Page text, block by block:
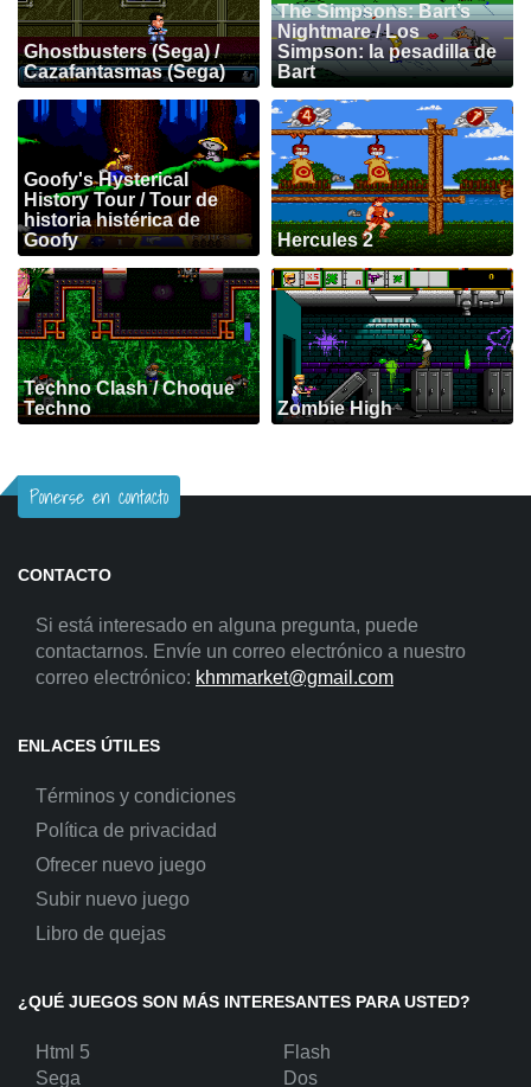
Ghostbusters (Sega) /
Cazafantasmas (Sega)
The Simpsons: Bart’s
Nightmare / Los
Simpson: la pesadilla de
Bart
Goofy's Hysterical
History Tour / Tour de
historia histérica de
Goofy
Hercules 2
Techno Clash / Choque
Techno
Zombie High
Ponerse en contacto
CONTACTO
Si está interesado en alguna pregunta, puede
contactarnos. Envíe un correo electrónico a nuestro
correo electrónico: khmmarket@gmail.com
ENLACES ÚTILES
Términos y condiciones
Política de privacidad
Ofrecer nuevo juego
Subir nuevo juego
Libro de quejas
¿QUÉ JUEGOS SON MÁS INTERESANTES PARA USTED?
Html 5
Flash
Sega
Dos